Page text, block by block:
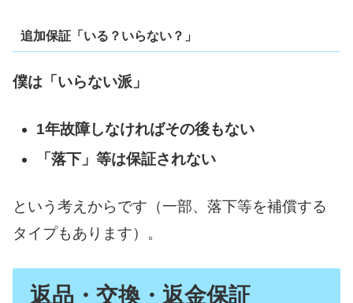
追加保証「いる？いらない？」
僕は「いらない派」
1年故障しなければその後もない
「落下」等は保証されない
という考えからです（一部、落下等を補償する
タイプもあります）。
返品・交換・返金保証